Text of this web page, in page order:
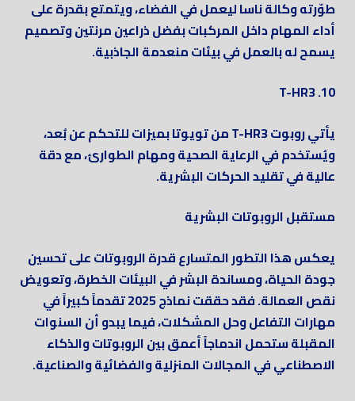
طوّرته وكالة ناسا ليعمل في الفضاء، ويتمتع بقدرة على
أداء المهام داخل المركبات بفضل ذراعين مرنتين وتصميم
يسمح له بالعمل في بيئات منعدمة الجاذبية.
10. T-HR3
يأتي روبوت T-HR3 من تويوتا بميزات للتحكم عن بُعد،
ويُستخدم في الرعاية الصحية ومهام الطوارئ، مع دقة
عالية في تقليد الحركات البشرية.
مستقبل الروبوتات البشرية
يعكس هذا التطور المتسارع قدرة الروبوتات على تحسين
جودة الحياة، ومساندة البشر في البيئات الخطرة، وتعويض
نقص العمالة. فقد حققت نماذج 2025 تقدماً كبيراً في
مهارات التفاعل وحل المشكلات، فيما يبدو أن السنوات
المقبلة ستحمل اندماجاً أعمق بين الروبوتات والذكاء
الاصطناعي في المجالات المنزلية والفضائية والصناعية.